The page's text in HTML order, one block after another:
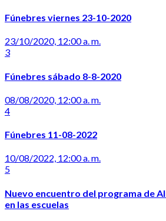
Fúnebres viernes 23-10-2020
23/10/2020, 12:00 a. m.
3
Fúnebres sábado 8-8-2020
08/08/2020, 12:00 a. m.
4
Fúnebres 11-08-2022
10/08/2022, 12:00 a. m.
5
Nuevo encuentro del programa de
en las escuelas